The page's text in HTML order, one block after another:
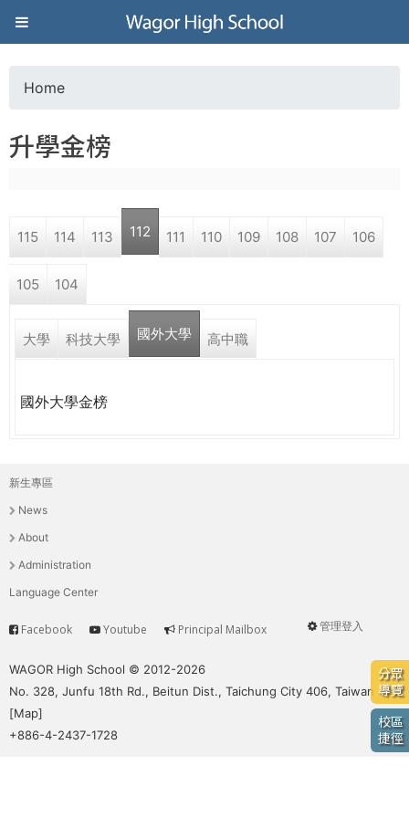
Jump to navigation
葳
格
高
學
培
養
具
國
移
動
的
世
界
公
o
a
r
e
r
e
Home
升學金榜
115 114 113 112 111 110 109 108 107 106
105 104
大學 科技大學 國外大學 高中職
國外大學金榜
分眾
導覽
校區
捷徑
主
選
單
新生專區
News
About
Administration
Language Center
User
管理登入
Service
Facebook Youtube Principal Mailbox
WAGOR High School © 2012-2026
No. 328, Junfu 18th Rd., Beitun Dist., Taichung City 406, Taiwan
[Map]
+886-4-2437-1728